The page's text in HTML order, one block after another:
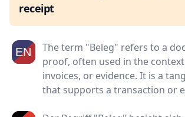
receipt
The term "Beleg" refers to a
proof, often used in the
invoices, or evidence. It is a
that supports a transaction or